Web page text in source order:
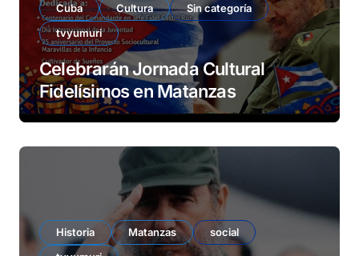
Cuba Cultura
Sin categoría
tvyumuri
Celebrarán Jornada Cultural
Fidelísimos en Matanzas
Historia Matanzas
social